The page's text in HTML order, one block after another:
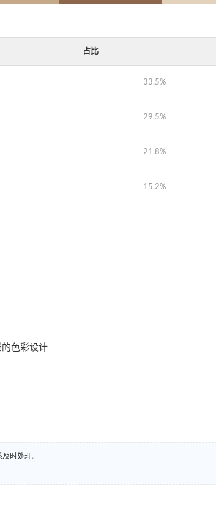
占比
33.5%
29.5%
21.8%
15.2%
色彩设计
时处理。